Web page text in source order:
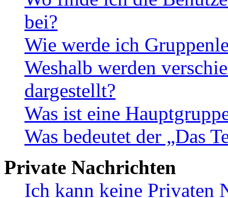
bei?
Wie werde ich
Weshalb werden
dargestellt?
Was ist eine
Was bedeutet der „Das
Private Nachrichten
Ich kann keine Privaten